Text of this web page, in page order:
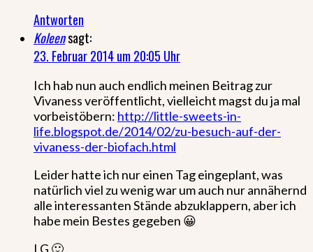
Antworten
Koleensagt:
23. Februar 2014 um 20:05 Uhr
Ich hab nun auch endlich meinen Beitrag zur
Vivaness veröffentlicht, vielleicht magst du ja mal
vorbeistöbern: http://little-sweets-in-
life.blogspot.de/2014/02/zu-besuch-auf-der-
vivaness-der-biofach.html
Leider hatte ich nur einen Tag eingeplant, was
natürlich viel zu wenig war um auch nur annähernd
alle interessanten Stände abzuklappern, aber ich
habe mein Bestes gegeben 😀
LG 🙂